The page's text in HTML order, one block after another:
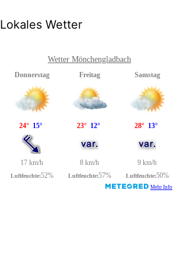
Lokales Wetter
Wetter Mönchengladbach